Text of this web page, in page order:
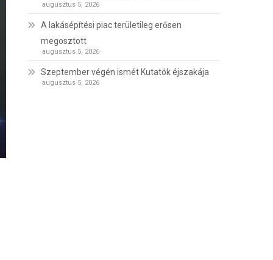
augusztus 5, 2026
A lakásépítési piac területileg erősen
megosztott
augusztus 5, 2026
Szeptember végén ismét Kutatók éjszakája
augusztus 5, 2026